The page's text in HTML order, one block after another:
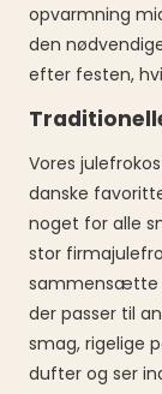
opvarmning
den
efter festen,
Vores
danske
noget for alle
stor
sammensætte
der passer til
smag, rigelige
dufter og ser